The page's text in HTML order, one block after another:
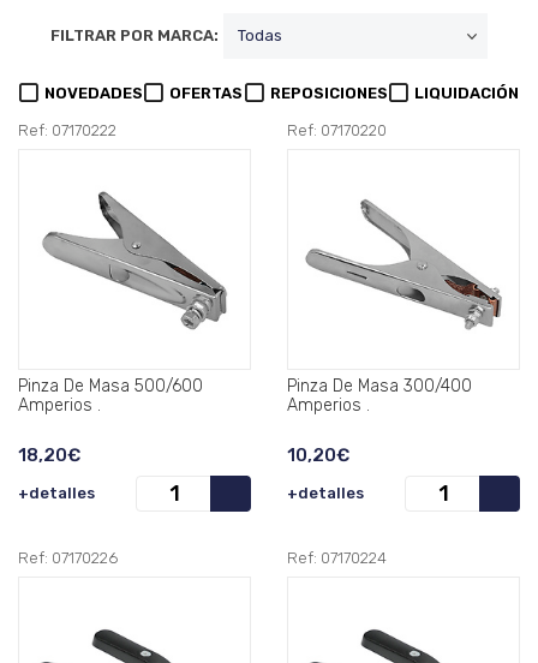
FILTRAR POR MARCA:
NOVEDADES OFERTAS REPOSICIONES LIQUIDACIÓN
Ref: 07170222
Pinza De Masa 500/600
Amperios .
18,20€
+detalles
Ref: 07170220
Pinza De Masa 300/400
Amperios .
10,20€
+detalles
Ref: 07170226 Ref: 07170224